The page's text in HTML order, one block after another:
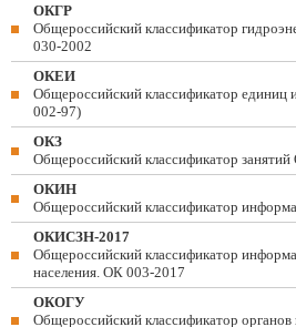
ОКГР
Общероссийский классификатор
030-2002
ОКЕИ
Общероссийский классификатор
002-97)
ОКЗ
Общероссийский классификатор
ОКИН
Общероссийский классификатор
ОКИСЗН-2017
Общероссийский классификатор
населения. ОК 003-2017
ОКОГУ
Общероссийский классификатор органов